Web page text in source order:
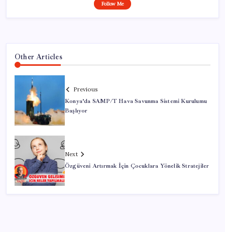
Follow Me
Other Articles
Previous
Konya’da SAMP/T Hava Savunma Sistemi Kurulumu
Başlıyor
Next
Özgüveni Artırmak İçin Çocuklara Yönelik Stratejiler